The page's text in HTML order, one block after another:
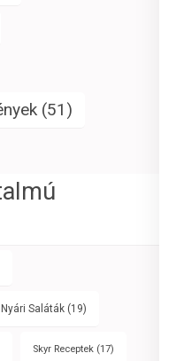
(51)
Nyári Saláták (19)
Skyr Receptek (17)